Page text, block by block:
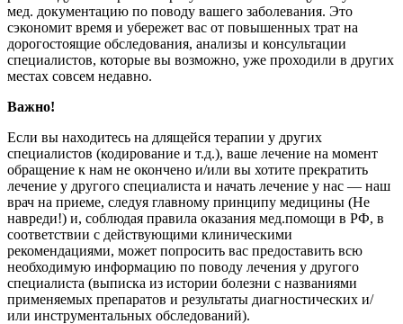
мед. документацию по поводу вашего заболевания. Это
сэкономит время и убережет вас от повышенных трат на
дорогостоящие обследования, анализы и консультации
специалистов, которые вы возможно, уже проходили в других
местах совсем недавно.
Важно!
Если вы находитесь на длящейся терапии у других
специалистов (кодирование и т.д.), ваше лечение на момент
обращение к нам не окончено и/или вы хотите прекратить
лечение у другого специалиста и начать лечение у нас — наш
врач на приеме, следуя главному принципу медицины (Не
навреди!) и, соблюдая правила оказания мед.помощи в РФ, в
соответствии с действующими клиническими
рекомендациями, может попросить вас предоставить всю
необходимую информацию по поводу лечения у другого
специалиста (выписка из истории болезни с названиями
применяемых препаратов и результаты диагностических и/
или инструментальных обследований).